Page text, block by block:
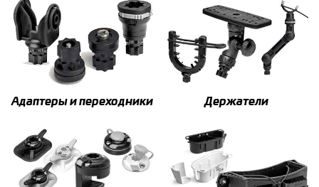
Адаптеры и переходники Держатели